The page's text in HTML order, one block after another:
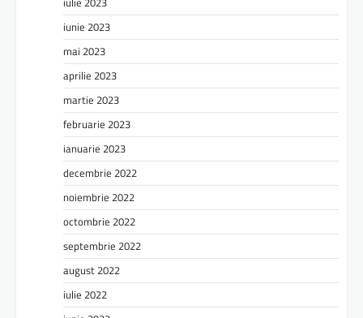
iunie 2023
mai 2023
aprilie 2023
martie 2023
februarie 2023
ianuarie 2023
decembrie 2022
noiembrie 2022
octombrie 2022
septembrie 2022
august 2022
iulie 2022